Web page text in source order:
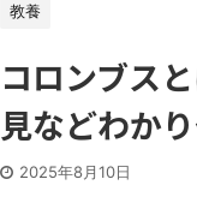
教養
コロンブス
見などわか
2025年8月10日